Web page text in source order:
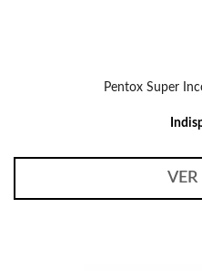
Pentox Super
VER